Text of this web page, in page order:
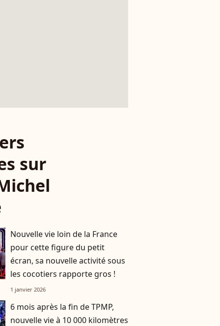
sur
Nouvelle vie loin de la France
pour cette figure du petit
écran, sa nouvelle activité sous
les cocotiers rapporte gros !
1 janvier 2026
6 mois après la fin de TPMP,
nouvelle vie à 10 000 kilomètres